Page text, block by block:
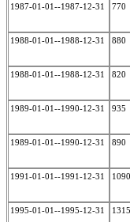
1987-01-01--1987-12-31 770
1988-01-01--1988-12-31 880
1988-01-01--1988-12-31 820
1989-01-01--1990-12-31 935
1989-01-01--1990-12-31 890
1991-01-01--1991-12-31 1090
1995-01-01--1995-12-31 1315